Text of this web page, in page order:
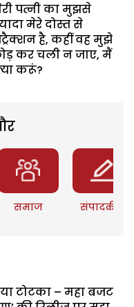
पत्नी का मुझसे
मेरे दोस्त से
है, कहीं वह मुझे
कर चली न जाए, मैं
करूं?
समाज संपादकीय
या टोटका – महा बजट